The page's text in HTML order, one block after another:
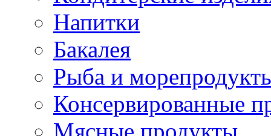
Напитки
Бакалея
Рыба и
Консервированные
Мясные продукты